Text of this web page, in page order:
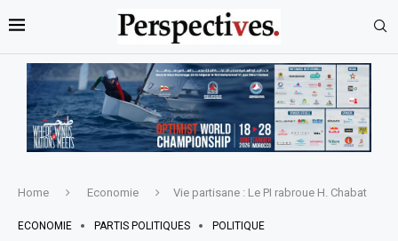
Home Economie Vie partisane : Le PI rabroue H. Chabat
ECONOMIE PARTIS POLITIQUES POLITIQUE